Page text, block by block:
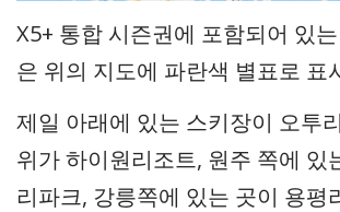
X5+ 통합 시즌권에 포함되어 있
은 위의 지도에 파란색 별표로 표
제일 아래에 있는 스키장이 오투
위가 하이원리조트, 원주 쪽에 있
리파크, 강릉쪽에 있는 곳이 용평